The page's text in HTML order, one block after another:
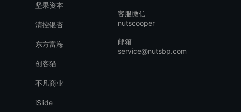
坚果资本
清控银杏
东方富海
创客猫
不凡商业
iSlide
客服微信
nutscooper
邮箱
service@nutsbp.com